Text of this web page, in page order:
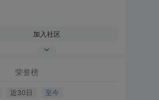
加入社区
荣誉榜
近30日 至今